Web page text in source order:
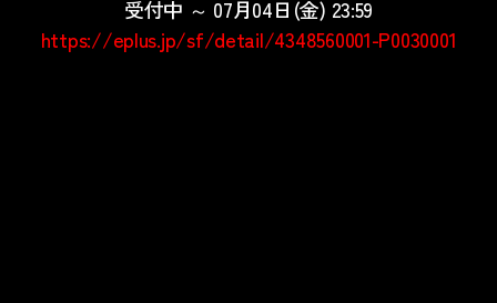
受付中 ～ 07月04日(金) 23:59
https://eplus.jp/sf/detail/4348560001-P0030001